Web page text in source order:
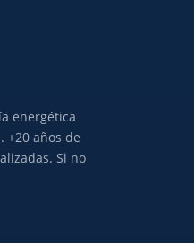
energética
+20 años de
Si no